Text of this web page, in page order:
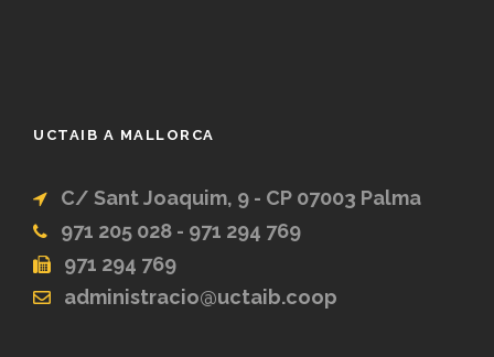
UCTAIB A MALLORCA
C/ Sant Joaquim, 9 - CP 07003 Palma
971 205 028 - 971 294 769
971 294 769
administracio@uctaib.coop